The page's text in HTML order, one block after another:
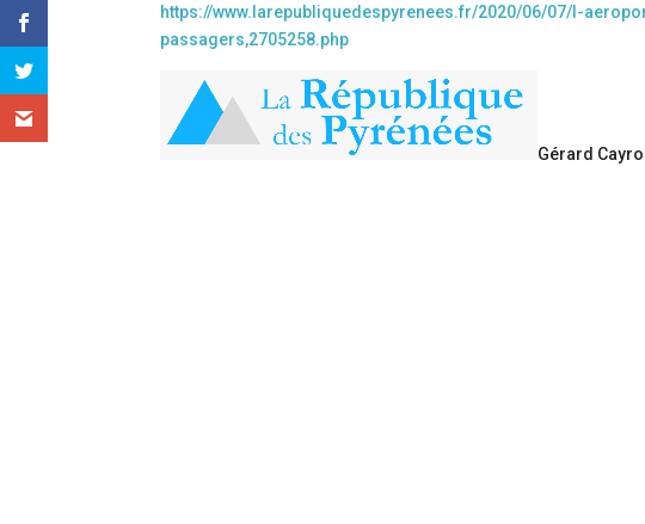
https://www.larepubliquedespyrenees.fr/2020/06/07/l-
passagers,2705258.php
Gérard